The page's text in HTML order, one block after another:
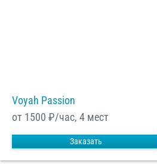
Voyah Passion
от 1500 ₽/час, 4 мест
Заказать